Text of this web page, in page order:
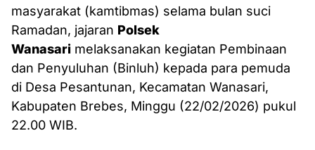
masyarakat (kamtibmas) selama bulan suci
Ramadan, jajaran Polsek
Wanasari melaksanakan kegiatan Pembinaan
dan Penyuluhan (Binluh) kepada para pemuda
di Desa Pesantunan, Kecamatan Wanasari,
Kabupaten Brebes, Minggu (22/02/2026) pukul
22.00 WIB.